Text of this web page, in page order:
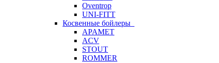
Oventrop
UNI-FITT
Косвенные бойлеры
APAMET
ACV
STOUT
ROMMER